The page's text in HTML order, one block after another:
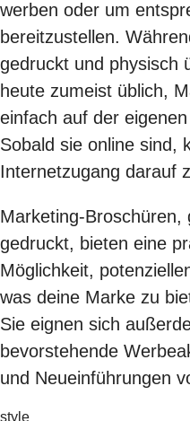
werben oder um
bereitzustellen.
gedruckt und physisch
heute zumeist üblich,
einfach auf der
Sobald sie online sind,
Internetzugang darauf
Marketing-Broschüren,
gedruckt, bieten eine
Möglichkeit,
was deine Marke zu
Sie eignen sich
bevorstehende
und Neueinführungen
style